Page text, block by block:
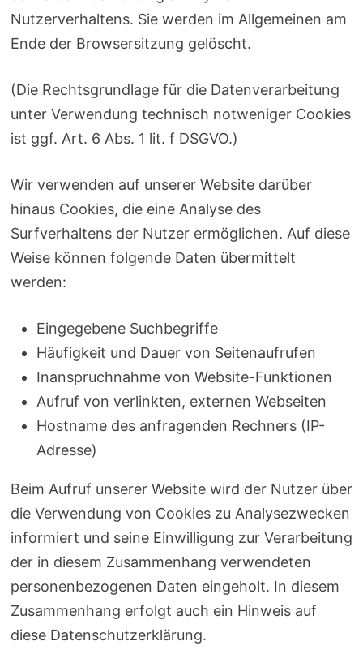
Nutzerverhaltens. Sie werden im Allgemeinen am
Ende der Browsersitzung gelöscht.
(Die Rechtsgrundlage für die Datenverarbeitung
unter Verwendung technisch notweniger Cookies
ist ggf. Art. 6 Abs. 1 lit. f DSGVO.)
Wir verwenden auf unserer Website darüber
hinaus Cookies, die eine Analyse des
Surfverhaltens der Nutzer ermöglichen. Auf diese
Weise können folgende Daten übermittelt
werden:
Eingegebene Suchbegriffe
Häufigkeit und Dauer von Seitenaufrufen
Inanspruchnahme von Website-Funktionen
Aufruf von verlinkten, externen Webseiten
Hostname des anfragenden Rechners (IP-
Adresse)
Beim Aufruf unserer Website wird der Nutzer über
die Verwendung von Cookies zu Analysezwecken
informiert und seine Einwilligung zur Verarbeitung
der in diesem Zusammenhang verwendeten
personenbezogenen Daten eingeholt. In diesem
Zusammenhang erfolgt auch ein Hinweis auf
diese Datenschutzerklärung.